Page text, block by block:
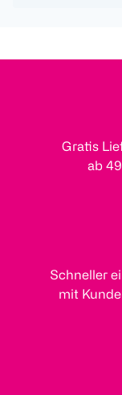
Gratis
ab
Schneller
mit